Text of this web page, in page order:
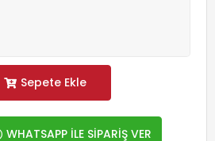
Sepete Ekle
WHATSAPP İLE SİPARİŞ VER